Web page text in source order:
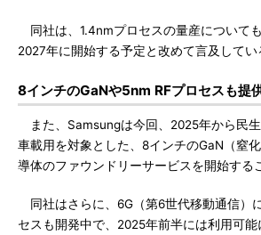
同社は、1.4nmプロセスの量産についても
2027年に開始する予定と改めて言及してい
8インチのGaNや5nm RFプロセスも提
また、Samsungは今回、2025年から民
車載用を対象とした、8インチのGaN（窒
導体のファウンドリーサービスを開始する
同社はさらに、6G（第6世代移動通信）
セスも開発中で、2025年前半には利用可